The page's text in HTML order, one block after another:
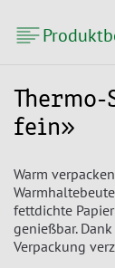
Thermo-
fein»
Warm
fettdichte
genießbar.
Verpackung